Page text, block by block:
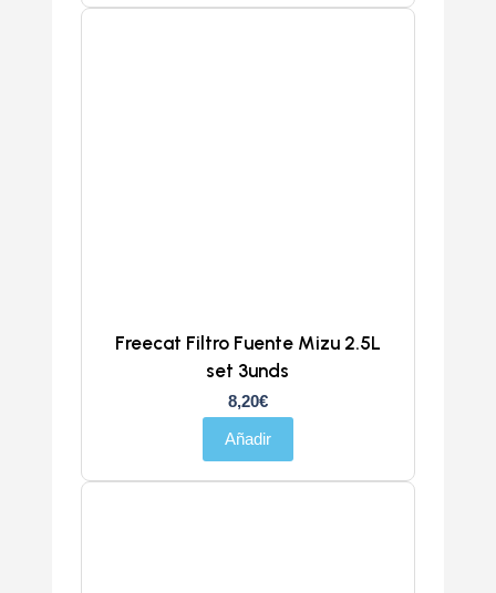
Freecat Filtro Fuente Mizu 2.5L
set 3unds
8,20€
Añadir